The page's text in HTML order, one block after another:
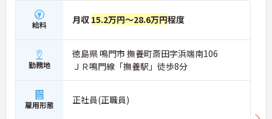
給料 月収 15.2万円～28.6万円程度
勤務地
徳島県 鳴門市 撫養町斎田字浜端南106
ＪＲ鳴門線「撫養駅」徒歩8分
雇用形態 正社員(正職員)